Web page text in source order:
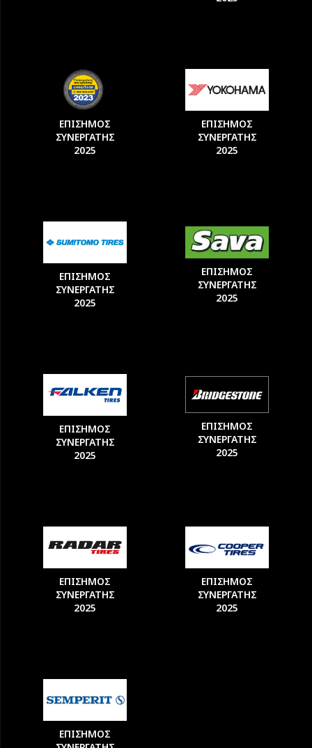
ΕΠΙΣΗΜΟΣ
ΣΥΝΕΡΓΑΤΗΣ
2025
ΕΠΙΣΗΜΟΣ
ΣΥΝΕΡΓΑΤΗΣ
2025
ΕΠΙΣΗΜΟΣ
ΣΥΝΕΡΓΑΤΗΣ
2025
ΕΠΙΣΗΜΟΣ
ΣΥΝΕΡΓΑΤΗΣ
2025
ΕΠΙΣΗΜΟΣ
ΣΥΝΕΡΓΑΤΗΣ
2025
ΕΠΙΣΗΜΟΣ
ΣΥΝΕΡΓΑΤΗΣ
2025
ΕΠΙΣΗΜΟΣ
ΣΥΝΕΡΓΑΤΗΣ
2025
ΕΠΙΣΗΜΟΣ
ΣΥΝΕΡΓΑΤΗΣ
2025
ΕΠΙΣΗΜΟΣ